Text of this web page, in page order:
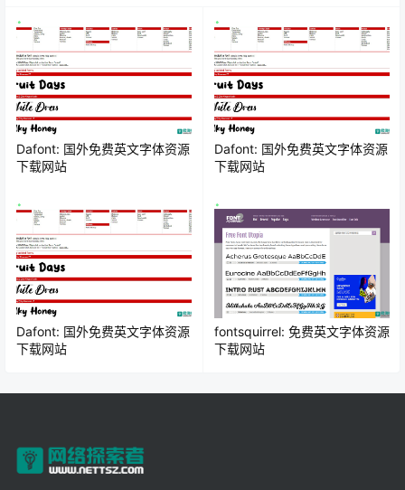
Dafont: 国外免费英文字体资源
下载网站
Dafont: 国外免费英文字体资源
下载网站
Dafont: 国外免费英文字体资源
下载网站
fontsquirrel: 免费英文字体资源
下载网站